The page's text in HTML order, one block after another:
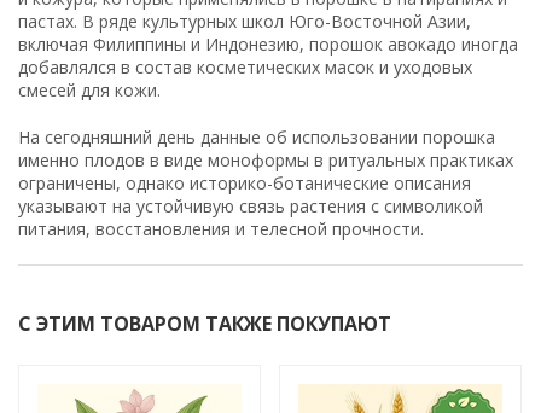
пастах. В ряде культурных школ Юго-Восточной Азии,
включая Филиппины и Индонезию, порошок авокадо иногда
добавлялся в состав косметических масок и уходовых
смесей для кожи.
На сегодняшний день данные об использовании порошка
именно плодов в виде моноформы в ритуальных практиках
ограничены, однако историко-ботанические описания
указывают на устойчивую связь растения с символикой
питания, восстановления и телесной прочности.
С ЭТИМ ТОВАРОМ ТАКЖЕ ПОКУПАЮТ